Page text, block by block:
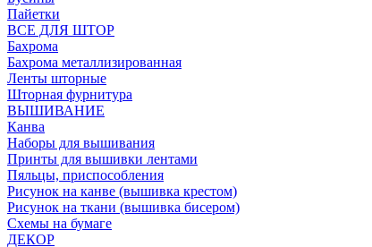
Пайетки
ВСЕ ДЛЯ ШТОР
Бахрома
Бахрома металлизированная
Ленты шторные
Шторная фурнитура
ВЫШИВАНИЕ
Канва
Наборы для вышивания
Принты для вышивки лентами
Пяльцы, приспособления
Рисунок на канве (вышивка крестом)
Рисунок на ткани (вышивка бисером)
Схемы на бумаге
ДЕКОР